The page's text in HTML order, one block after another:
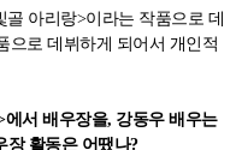
골 아리랑>이라는 작품으로 데
으로 데뷔하게 되어서 개인적
서 배우장을, 강동우 배우는
장 활동은 어땠나?